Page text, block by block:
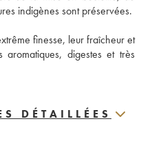
finesse, leur fraîcheur et
digestes et très
DÉTAILLÉES